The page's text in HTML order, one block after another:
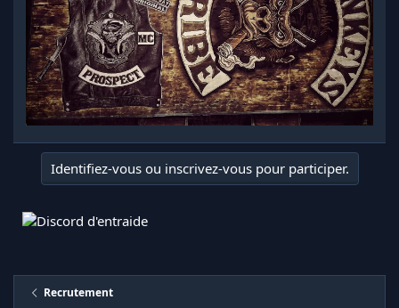
Identifiez-vous ou inscrivez-vous pour participer.
Recrutement